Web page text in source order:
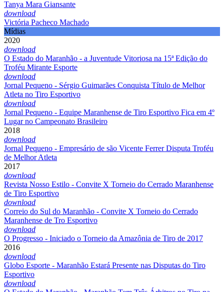
Tanya Mara Giansante
download
Victória Pacheco Machado
Mídias
2020
download
O Estado do Maranhão - a Juventude Vitoriosa na 15ª Edição do
Troféu Mirante Esporte
download
Jornal Pequeno - Sérgio Guimarães Conquista Título de Melhor
Atleta no Tiro Esportivo
download
Jornal Pequeno - Equipe Maranhense de Tiro Esportivo Fica em 4º
Lugar no Campeonato Brasileiro
2018
download
Jornal Pequeno - Empresário de são Vicente Ferrer Disputa Troféu
de Melhor Atleta
2017
download
Revista Nosso Estilo - Convite X Torneio do Cerrado Maranhense
de Tiro Esportivo
download
Correio do Sul do Maranhão - Convite X Torneio do Cerrado
Maranhense de Tro Esportivo
download
O Progresso - Iniciado o Torneio da Amazônia de Tiro de 2017
2016
download
Globo Esporte - Maranhão Estará Presente nas Disputas do Tiro
Esportivo
download